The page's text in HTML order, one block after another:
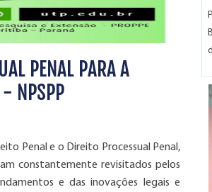
PENAL PARA A
NPSPP
Penal e o Direito Processual Penal,
constantemente revisitados pelos
e das inovações legais e